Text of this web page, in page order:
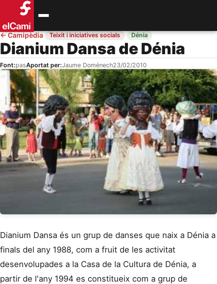
←Camipèdia· Teixit i iniciatives socials · Dénia
Dianium Dansa de Dénia
Font:pasAportat per:Jaume Doménech23/02/2010
Dianium Dansa és un grup de danses que naix a Dénia a
finals del any 1988, com a fruit de les activitat
desenvolupades a la Casa de la Cultura de Dénia, a
partir de l'any 1994 es constitueix com a grup de